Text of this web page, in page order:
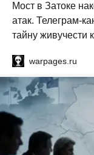
Мост в Затоке
атак. Телеграм-
тайну живучести
warpages.ru